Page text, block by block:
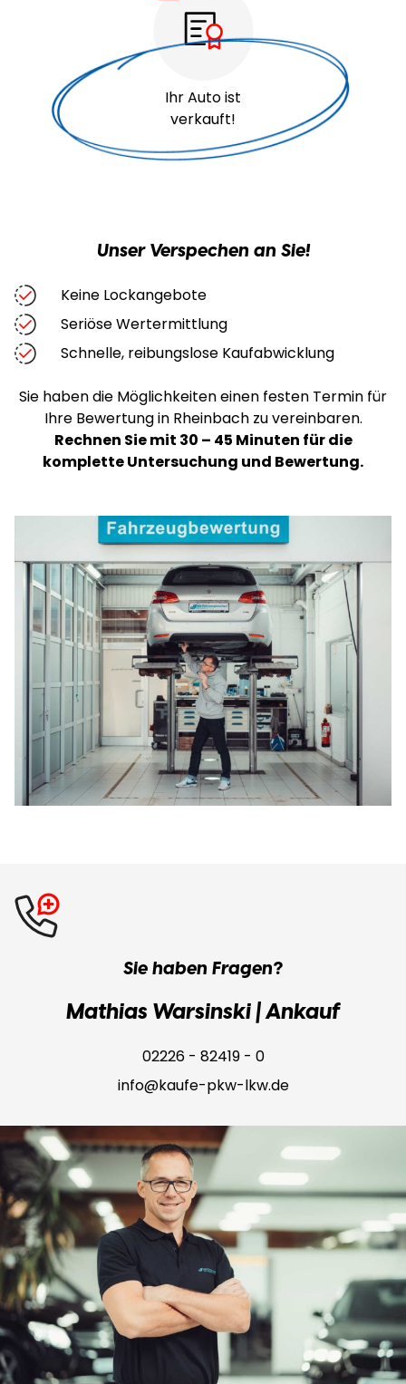
Ihr Auto ist
verkauft!
Unser Verspechen an Sie!
Keine Lockangebote
Seriöse Wertermittlung
Schnelle, reibungslose Kaufabwicklung
Sie haben die Möglichkeiten einen festen Termin für
Ihre Bewertung in Rheinbach zu vereinbaren.
Rechnen Sie mit 30 – 45 Minuten für die
komplette Untersuchung und Bewertung.
Sie haben Fragen?
Mathias Warsinski | Ankauf
02226 - 82419 - 0
info@kaufe-pkw-lkw.de